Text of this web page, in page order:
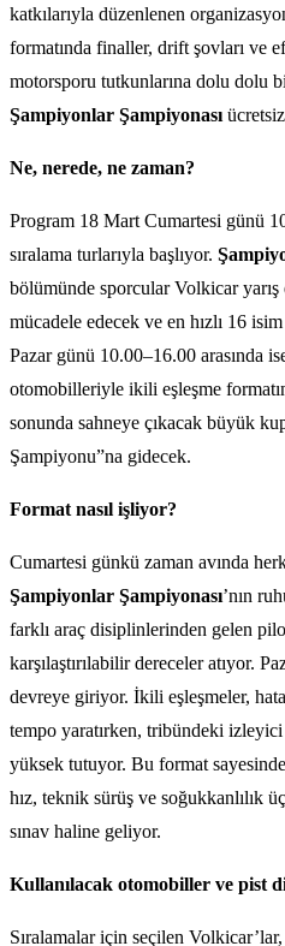
katkılarıyla düzenlenen
formatında finaller, drift şovları ve
motorsporu tutkunlarına dolu dolu
Şampiyonlar Şampiyonası
Ne, nerede, ne zaman?
Program 18 Mart Cumartesi günü
sıralama turlarıyla başlıyor.
bölümünde sporcular Volkicar
mücadele edecek ve en hızlı 16
Pazar günü 10.00–16.00 arasında
otomobilleriyle ikili eşleşme
sonunda sahneye çıkacak büyük
Şampiyonu”na gidecek.
Format nasıl işliyor?
Cumartesi günkü zaman avında
Şampiyonlar Şampiyonası’nın
farklı araç disiplinlerinden gelen
karşılaştırılabilir dereceler atıyor.
devreye giriyor. İkili eşleşmeler,
tempo yaratırken, tribündeki izleyici
yüksek tutuyor. Bu format sayesinde
hız, teknik sürüş ve soğukkanlılık
sınav haline geliyor.
Kullanılacak otomobiller ve pist
Sıralamalar için seçilen